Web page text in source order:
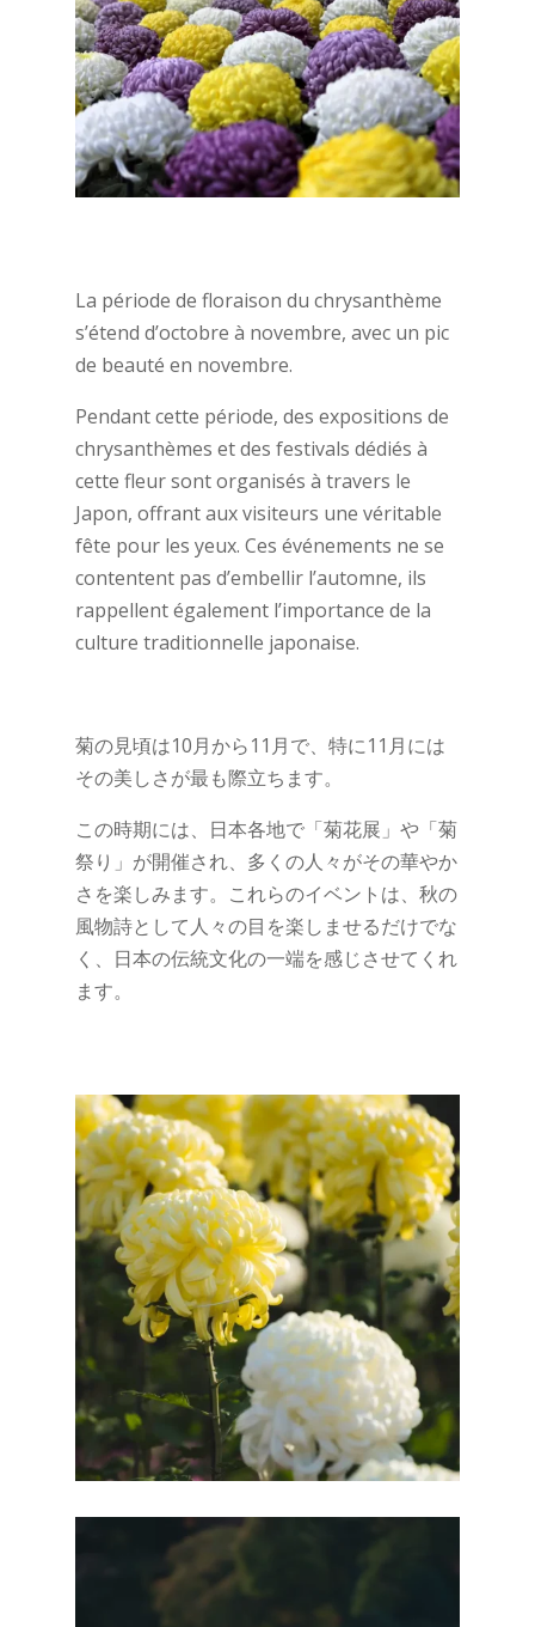
La période de floraison du chrysanthème
s’étend d’octobre à novembre, avec un pic
de beauté en novembre.
Pendant cette période, des expositions de
chrysanthèmes et des festivals dédiés à
cette fleur sont organisés à travers le
Japon, offrant aux visiteurs une véritable
fête pour les yeux. Ces événements ne se
contentent pas d’embellir l’automne, ils
rappellent également l’importance de la
culture traditionnelle japonaise.
菊の見頃は10月から11月で、特に11月には
その美しさが最も際立ちます。
この時期には、日本各地で「菊花展」や「菊
祭り」が開催され、多くの人々がその華やか
さを楽しみます。これらのイベントは、秋の
風物詩として人々の目を楽しませるだけでな
く、日本の伝統文化の一端を感じさせてくれ
ます。